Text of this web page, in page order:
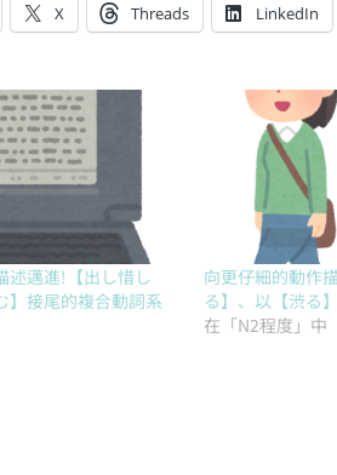
X Threads LinkedIn
述邁進!【出し惜し
】接尾的複合動詞系
向更仔細的動作
る】、以【渋る
在「N2程度」中